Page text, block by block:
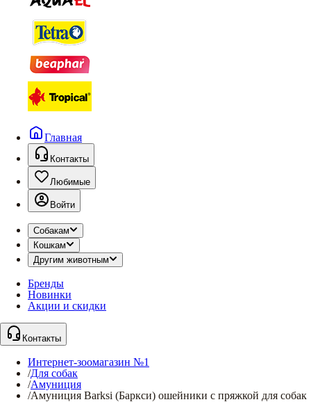
Главная
Контакты
Любимые
Войти
Собакам
Кошкам
Другим животным
Бренды
Новинки
Акции и скидки
Контакты
Интернет-зоомагазин №1
/Для собак
/Амуниция
/Амуниция Barksi (Баркси) ошейники с пряжкой для собак